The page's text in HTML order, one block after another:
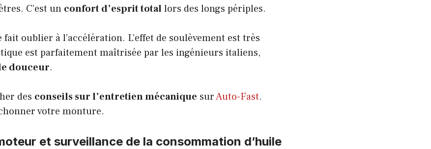
C’est un confort d’esprit totallors des longs périples.
oublier à l’accélération. L’effet de soulèvement est très
est parfaitement maîtrisée par les ingénieurs italiens,
douceur.
des conseils sur l’entretien mécanique surAuto-Fast.
votre monture.
et surveillance de la consommation d’huile